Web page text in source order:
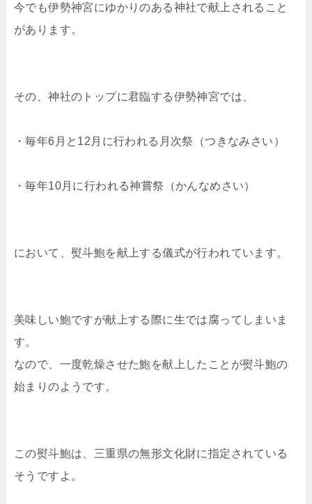
今でも伊勢神宮にゆかりのある神社で献上されること
があります。
その、神社のトップに君臨する伊勢神宮では、
・毎年6月と12月に行われる月次祭（つきなみさい）
・毎年10月に行われる神嘗祭（かんなめさい）
において、熨斗鮑を献上する儀式が行われています。
美味しい鮑ですが献上する際に生では腐ってしまいま
す。
なので、一度乾燥させた鮑を献上したことが熨斗鮑の
始まりのようです。
この熨斗鮑は、三重県の無形文化財に指定されている
そうですよ。